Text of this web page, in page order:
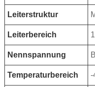
Leiterstruktur
Leiterbereich
Nennspannung
Temperaturbereich -